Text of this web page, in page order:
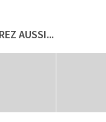
AUSSI...